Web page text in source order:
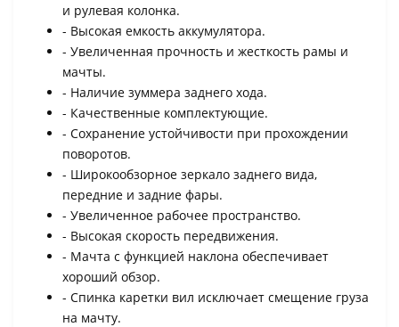
и рулевая колонка.
- Высокая емкость аккумулятора.
- Увеличенная прочность и жесткость рамы и
мачты.
- Наличие зуммера заднего хода.
- Качественные комплектующие.
- Сохранение устойчивости при прохождении
поворотов.
- Широкообзорное зеркало заднего вида,
передние и задние фары.
- Увеличенное рабочее пространство.
- Высокая скорость передвижения.
- Мачта с функцией наклона обеспечивает
хороший обзор.
- Спинка каретки вил исключает смещение груза
на мачту.